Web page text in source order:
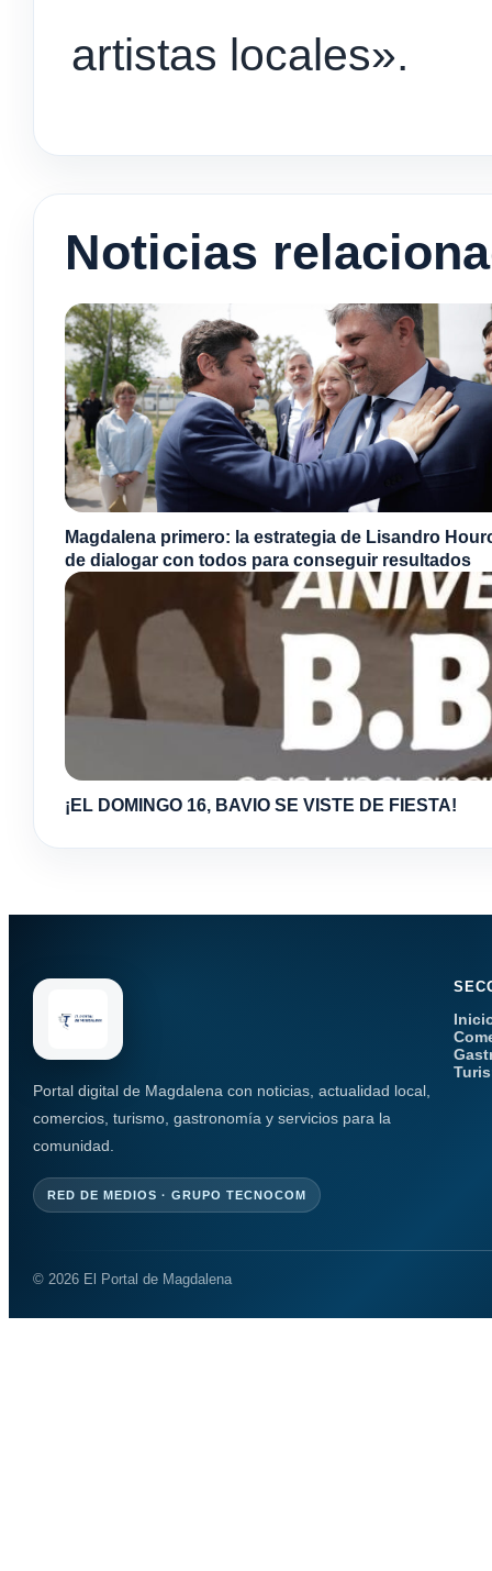
artistas locales».
Noticias
Magdalena primero: la estrategia de Lisandro
de dialogar con todos para conseguir resultados
¡EL DOMINGO 16, BAVIO SE VISTE DE FIESTA!
Portal digital de Magdalena con noticias, actualidad local,
comercios, turismo, gastronomía y servicios para la
comunidad.
RED DE MEDIOS · GRUPO TECNOCOM
© 2026 El Portal de Magdalena